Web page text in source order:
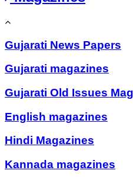
Gujarati News Papers
Gujarati magazines
Gujarati Old Issues
English magazines
Hindi Magazines
Kannada magazines